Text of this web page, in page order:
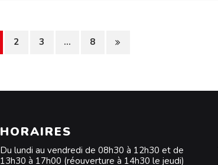
2 3 ... 8
HORAIRES
Du lundi au vendredi de 08h30 à 12h30 et de
13h30 à 17h00 (réouverture à 14h30 le jeudi)